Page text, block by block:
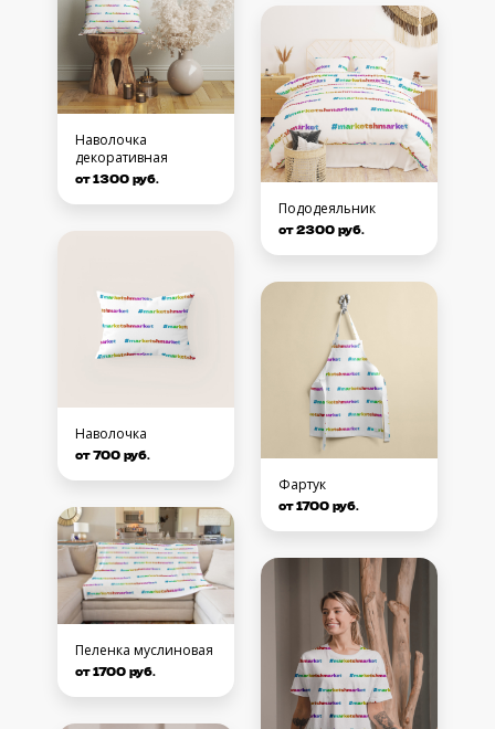
Наволочка
декоративная
от 1300 руб.
Наволочка
от 700 руб.
Пеленка муслиновая
от 1700 руб.
Пододеяльник
от 2300 руб.
Фартук
от 1700 руб.